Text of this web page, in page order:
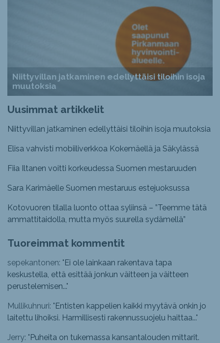
Niittyvillan jatkaminen edellyttäisi tiloihin isoja
muutoksia
Uusimmat artikkelit
Niittyvillan jatkaminen edellyttäisi tiloihin isoja muutoksia
Elisa vahvisti mobiiliverkkoa Kokemäellä ja Säkylässä
Fiia Iltanen voitti korkeudessa Suomen mestaruuden
Sara Karimäelle Suomen mestaruus estejuoksussa
Kotovuoren tilalla luonto ottaa syliinsä – ”Teemme tätä
ammattitaidolla, mutta myös suurella sydämellä”
Tuoreimmat kommentit
sepekantonen: " Ei ole lainkaan rakentava tapa
keskustella, että esittää jonkun väitteen ja väitteen
perustelemisen..."
Mullikuhnuri: " Entisten kappelien kaikki myytävä onkin jo
laitettu lihoiksi. Harmillisesti rakennussuojelu haittaa..."
Jerry: " Puheita on tukemassa kansantalouden mittarit.